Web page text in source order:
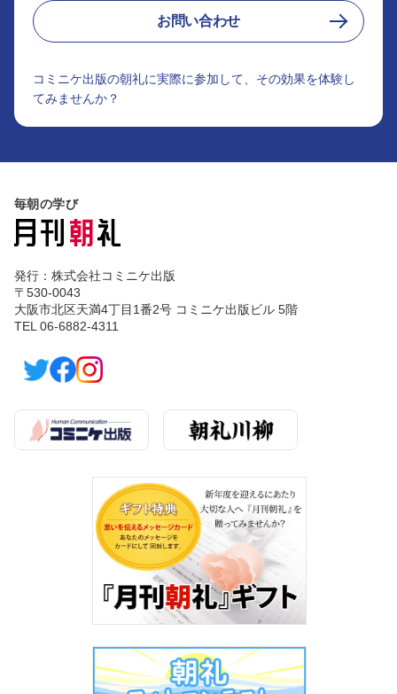
お問い合わせ
コミニケ出版の朝礼に実際に参加して、その効果を体験し
てみませんか？
毎朝の学び
発行：株式会社コミニケ出版
〒530-0043
大阪市北区天満4丁目1番2号 コミニケ出版ビル 5階
TEL 06-6882-4311